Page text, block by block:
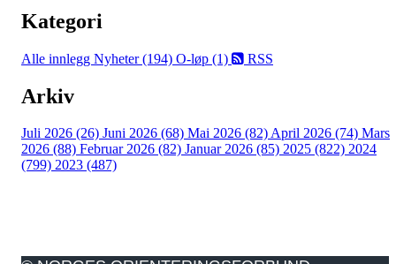
Kategori
Alle innlegg Nyheter (194) O-løp (1) RSS
Arkiv
Juli 2026 (26) Juni 2026 (68) Mai 2026 (82)April 2026 (74) Mars
2026 (88) Februar 2026 (82) Januar 2026 (85) 2025 (822) 2024
(799) 2023 (487)